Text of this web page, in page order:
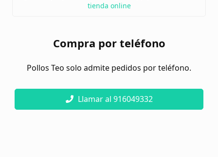
tienda online
Compra por teléfono
Pollos Teo solo admite pedidos por teléfono.
Llamar al 916049332